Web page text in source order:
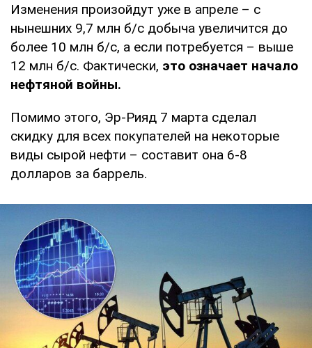
Изменения произойдут уже в апреле – с
нынешних 9,7 млн б/с добыча увеличится до
более 10 млн б/с, а если потребуется – выше
12 млн б/с. Фактически, это означает начало
нефтяной войны.
Помимо этого, Эр-Рияд 7 марта сделал
скидку для всех покупателей на некоторые
виды сырой нефти – составит она 6-8
долларов за баррель.